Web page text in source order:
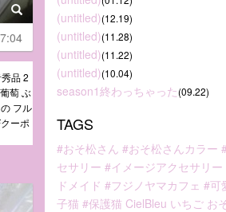
品 2
萄 ぶ
フル
ーポ
(untitled)(12.19)
(untitled)(11.28)
(untitled)(11.22)
(untitled)(10.04)
season1終わっちゃった(09.22)
TAGS
#おそ松さん #おそ松さんカラー
セサリー #イメージアクセサリー
ドメイド #フジノヤマカフェ #可
子猫 #保護猫 CielBleu いちご お